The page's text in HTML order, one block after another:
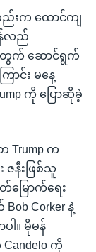
ည်းက ထောင်ကျ
န်လည်
တွက် ဆောင်ရွက်
ာင်း မနေ့
ကို ပြောဆိုခဲ့
Trump က
ဇနီးဖြစ်သူ
မြောက်ရေး
Corker နဲ့
။ မိုမန်
ကို